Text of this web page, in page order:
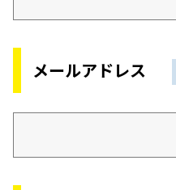
メールアドレス